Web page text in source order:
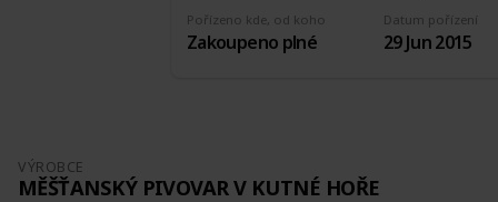
Pořízeno kde, od koho
Zakoupeno plné
Datum pořízení
29 Jun 2015
VÝROBCE
MĚŠŤANSKÝ PIVOVAR V KUTNÉ HOŘE